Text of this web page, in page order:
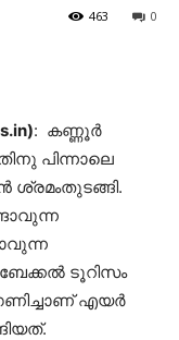
0
463
: കണ്ണൂര്‍
പിന്നാലെ
ശ്രമംതുടങ്ങി.
ടൂറിസം
എയര്‍